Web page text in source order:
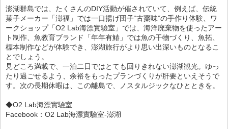
澎湖群島では、たくさんのDIY活動が催されていて、例えば、伝統
菓子メーカー「澎福」では一口揚げ団子“古棗味”の手作り体験、ワ
ークショップ「O2 Lab海漂實驗室」では、海洋廃棄物を使ったアー
ト制作、魚教育ブランド「年年有鰆」では魚の干物づくり、魚拓、
標本制作などが体験でき、澎湖旅行がより思い出深いものとなるこ
とでしょう。
見どころ満載で、一泊二日ではとても回りきれない澎湖観光。ゆっ
たり過ごせるよう、余裕をもったプランづくりが肝要といえそうで
す。次の長期休暇は、この離島で、ノスタルジックなひとときを。
◆O2 Lab海漂實驗室
Facebook：O2 Lab海漂實驗室-澎湖